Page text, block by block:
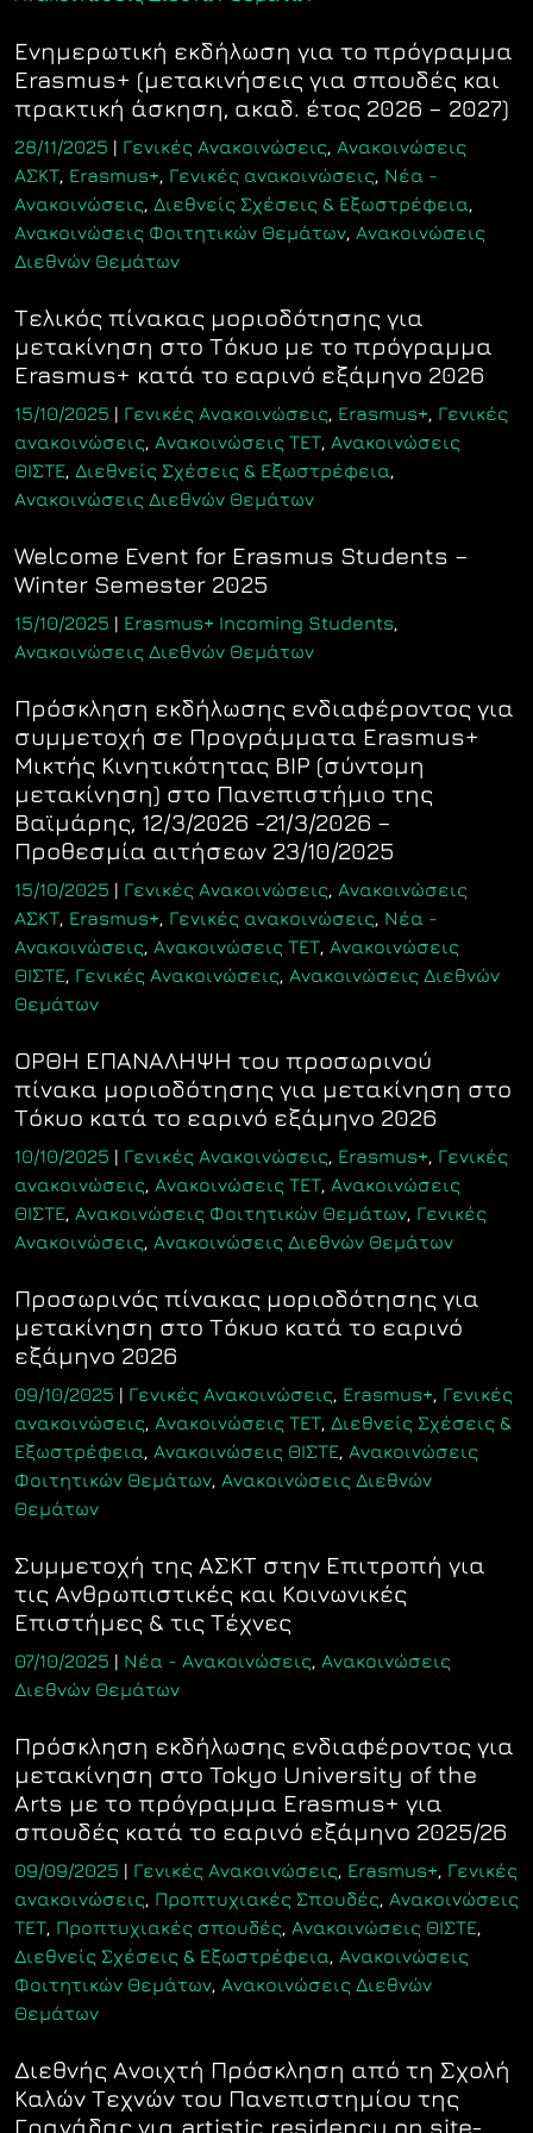
Ενημερωτική εκδήλωση για το πρόγραμμα
Erasmus+ (μετακινήσεις για σπουδές και
πρακτική άσκηση, ακαδ. έτος 2026 – 2027)
28/11/2025 | Γενικές Ανακοινώσεις, Ανακοινώσεις
ΑΣΚΤ, Erasmus+, Γενικές ανακοινώσεις, Νέα -
Ανακοινώσεις, Διεθνείς Σχέσεις & Εξωστρέφεια,
Ανακοινώσεις Φοιτητικών Θεμάτων, Ανακοινώσεις
Διεθνών Θεμάτων
Τελικός πίνακας μοριοδότησης για
μετακίνηση στο Τόκυο με το πρόγραμμα
Erasmus+ κατά το εαρινό εξάμηνο 2026
15/10/2025 | Γενικές Ανακοινώσεις, Erasmus+, Γενικές
ανακοινώσεις, Ανακοινώσεις ΤΕΤ, Ανακοινώσεις
ΘΙΣΤΕ, Διεθνείς Σχέσεις & Εξωστρέφεια,
Ανακοινώσεις Διεθνών Θεμάτων
Welcome Event for Erasmus Students –
Winter Semester 2025
15/10/2025 | Erasmus+ Incoming Students,
Ανακοινώσεις Διεθνών Θεμάτων
Πρόσκληση εκδήλωσης ενδιαφέροντος για
συμμετοχή σε Προγράμματα Erasmus+
Μικτής Κινητικότητας BIP (σύντομη
μετακίνηση) στο Πανεπιστήμιο της
Βαϊμάρης, 12/3/2026 -21/3/2026 –
Προθεσμία αιτήσεων 23/10/2025
15/10/2025 | Γενικές Ανακοινώσεις, Ανακοινώσεις
ΑΣΚΤ, Erasmus+, Γενικές ανακοινώσεις, Νέα -
Ανακοινώσεις, Ανακοινώσεις ΤΕΤ, Ανακοινώσεις
ΘΙΣΤΕ, Γενικές Ανακοινώσεις, Ανακοινώσεις Διεθνών
Θεμάτων
ΟΡΘΗ ΕΠΑΝΑΛΗΨΗ του προσωρινού
πίνακα μοριοδότησης για μετακίνηση στο
Τόκυο κατά το εαρινό εξάμηνο 2026
10/10/2025 | Γενικές Ανακοινώσεις, Erasmus+, Γενικές
ανακοινώσεις, Ανακοινώσεις ΤΕΤ, Ανακοινώσεις
ΘΙΣΤΕ, Ανακοινώσεις Φοιτητικών Θεμάτων, Γενικές
Ανακοινώσεις, Ανακοινώσεις Διεθνών Θεμάτων
Προσωρινός πίνακας μοριοδότησης για
μετακίνηση στο Τόκυο κατά το εαρινό
εξάμηνο 2026
09/10/2025 | Γενικές Ανακοινώσεις, Erasmus+, Γενικές
ανακοινώσεις, Ανακοινώσεις ΤΕΤ, Διεθνείς Σχέσεις &
Εξωστρέφεια, Ανακοινώσεις ΘΙΣΤΕ, Ανακοινώσεις
Φοιτητικών Θεμάτων, Ανακοινώσεις Διεθνών
Θεμάτων
Συμμετοχή της ΑΣΚΤ στην Επιτροπή για
τις Ανθρωπιστικές και Κοινωνικές
Επιστήμες & τις Τέχνες
07/10/2025 | Νέα - Ανακοινώσεις, Ανακοινώσεις
Διεθνών Θεμάτων
Πρόσκληση εκδήλωσης ενδιαφέροντος για
μετακίνηση στο Tokyo University of the
Arts με το πρόγραμμα Erasmus+ για
σπουδές κατά το εαρινό εξάμηνο 2025/26
09/09/2025 | Γενικές Ανακοινώσεις, Erasmus+, Γενικές
ανακοινώσεις, Προπτυχιακές Σπουδές, Ανακοινώσεις
ΤΕΤ, Προπτυχιακές σπουδές, Ανακοινώσεις ΘΙΣΤΕ,
Διεθνείς Σχέσεις & Εξωστρέφεια, Ανακοινώσεις
Φοιτητικών Θεμάτων, Ανακοινώσεις Διεθνών
Θεμάτων
Διεθνής Ανοιχτή Πρόσκληση από τη Σχολή
Καλών Τεχνών του Πανεπιστημίου της
Γρανάδας για artistic residency on site-